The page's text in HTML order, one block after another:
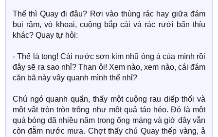
Thế thì Quay đi đâu? Rơi vào thùng rác hay giữa đám
bụi rậm, vỏ khoai, cuộng bắp cải và rác rưởi bẩn thỉu
khác? Quay tự hỏi:
- Thế là tong! Cái nước sơn kim nhũ óng ả của mình rồi
đây sẽ ra sao nhỉ? Than ôi! Xem nào, xem nào, cái đám
cặn bã này vây quanh mình thế nhỉ?
Chú ngó quanh quẩn, thấy một cuộng rau diếp thối và
một vật tròn tròn trông như một quả táo héo. Đó là một
quả bóng đã nhiều năm trong ống máng và giờ đây vẫn
còn đẫm nước mưa. Chợt thấy chú Quay thếp vàng, ả